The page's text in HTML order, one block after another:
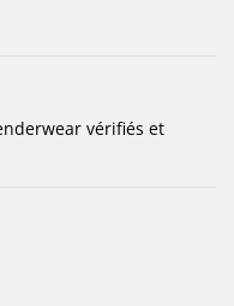
vérifiés et